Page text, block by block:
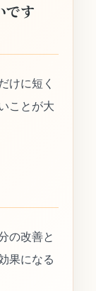
です
けに短く
ことが大
の改善と
果になる